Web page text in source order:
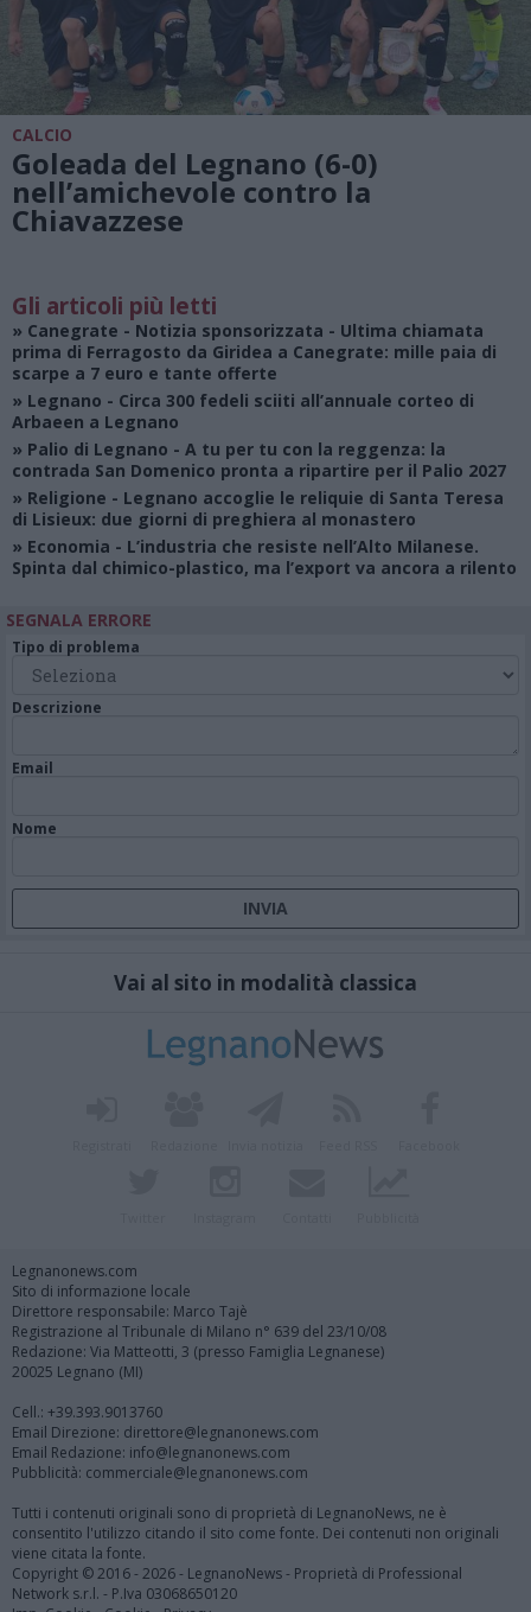
CALCIO
Goleada del Legnano (6-0)
nell’amichevole contro la
Chiavazzese
Gli articoli più letti
» Canegrate - Notizia sponsorizzata - Ultima chiamata
prima di Ferragosto da Giridea a Canegrate: mille paia di
scarpe a 7 euro e tante offerte
» Legnano - Circa 300 fedeli sciiti all’annuale corteo di
Arbaeen a Legnano
» Palio di Legnano - A tu per tu con la reggenza: la
contrada San Domenico pronta a ripartire per il Palio 2027
» Religione - Legnano accoglie le reliquie di Santa Teresa
di Lisieux: due giorni di preghiera al monastero
» Economia - L’industria che resiste nell’Alto Milanese.
Spinta dal chimico-plastico, ma l’export va ancora a rilento
SEGNALA ERRORE
Tipo di problema
Descrizione
Email
Nome
Vai al sito in modalità classica
Legnanonews.com
Sito di informazione locale
Direttore responsabile: Marco Tajè
Registrazione al Tribunale di Milano n° 639 del 23/10/08
Redazione: Via Matteotti, 3 (presso Famiglia Legnanese)
20025 Legnano (MI)
Cell.: +39.393.9013760
Email Direzione: direttore@legnanonews.com
Email Redazione: info@legnanonews.com
Pubblicità: commerciale@legnanonews.com
Tutti i contenuti originali sono di proprietà di LegnanoNews, ne è
consentito l'utilizzo citando il sito come fonte. Dei contenuti non originali
viene citata la fonte.
Copyright © 2016 - 2026 - LegnanoNews - Proprietà di Professional
Network s.r.l. - P.Iva 03068650120